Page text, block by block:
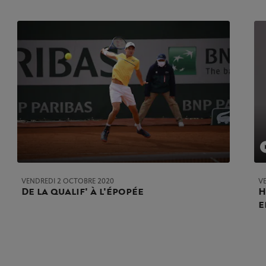
VENDREDI 2 OCTOBRE 2020
De la qualif' à l'épopée